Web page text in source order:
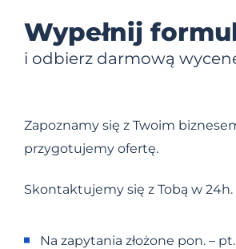
Wypełnij
i odbierz darmową
Zapoznamy się z Twoim
przygotujemy ofertę.
Skontaktujemy się z Tobą w 24h.
Na zapytania złożone pon. –